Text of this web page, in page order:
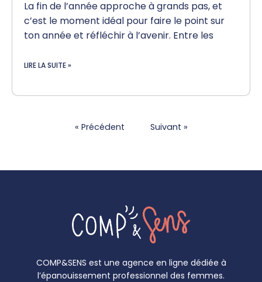
La fin de l’année approche à grands pas, et
c’est le moment idéal pour faire le point sur
ton année et réfléchir à l’avenir. Entre les
LIRE LA SUITE »
« Précédent Suivant »
COMP&SENS est une agence en ligne dédiée à
l’épanouissement professionnel des femmes.